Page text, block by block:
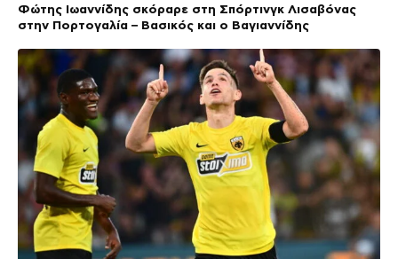
Φώτης Ιωαννίδης σκόραρε στη Σπόρτινγκ Λισαβόνας
στην Πορτογαλία – Βασικός και ο Βαγιαννίδης